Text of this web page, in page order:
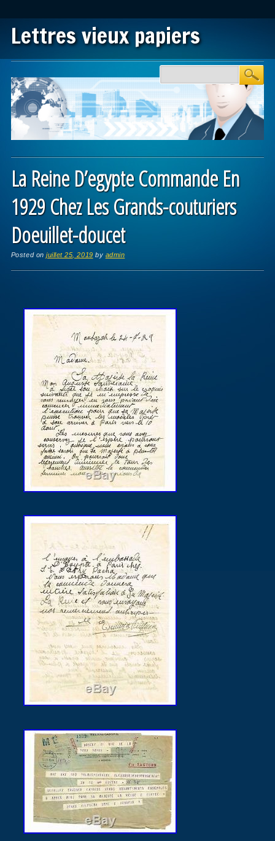
Lettres vieux papiers
Main menu
La Reine D’egypte Commande En
1929 Chez Les Grands-couturiers
Doeuillet-doucet
Posted onjuillet 25, 2019 by admin